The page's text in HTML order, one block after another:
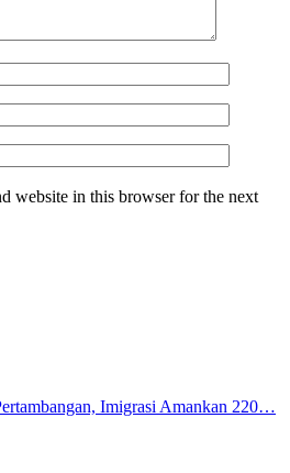
website in this browser for the next
Imigrasi Amankan 220…